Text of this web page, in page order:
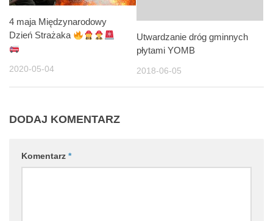
4 maja Międzynarodowy
Dzień Strażaka
2020-05-04
Utwardzanie dróg gminnych
płytami YOMB
2018-06-05
DODAJ KOMENTARZ
Komentarz *